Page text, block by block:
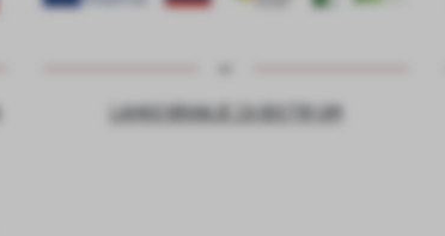
LAHKO BRANJE ZA BISTRI UM